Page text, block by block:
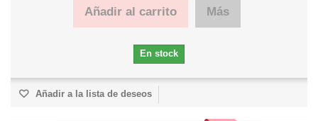
Añadir al carrito Más
En stock
Añadir a la lista de deseos